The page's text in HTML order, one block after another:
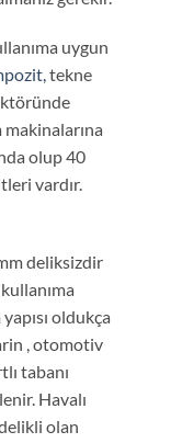
uygun
tekne
olup 40
vardır.
deliksizdir
oldukça
, otomotiv
tabanı
Havalı
olan